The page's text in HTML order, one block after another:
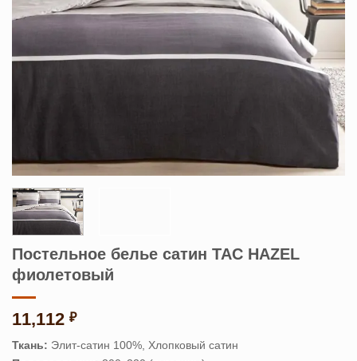
Постельное белье сатин TAC HAZEL
фиолетовый
11,112 ₽
Ткань: Элит-сатин 100%, Хлопковый сатин